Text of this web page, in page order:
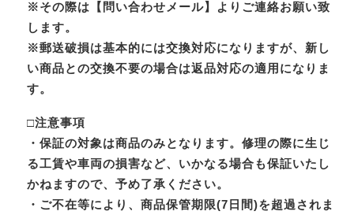
※その際は【問い合わせメール】よりご連絡お願い致
します。
※郵送破損は基本的には交換対応になりますが、新し
い商品との交換不要の場合は返品対応の適用になりま
す。
□注意事項
・保証の対象は商品のみとなります。修理の際に生じ
る工賃や車両の損害など、いかなる場合も保証いたし
かねますので、予め了承ください。
・ご不在等により、商品保管期限(7日間)を超過されま